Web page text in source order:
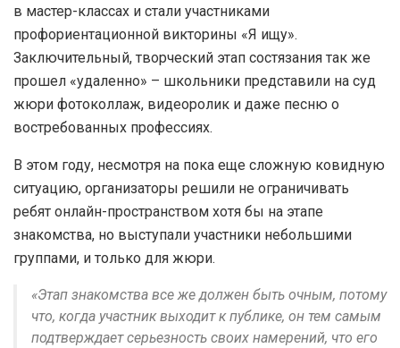
в мастер-классах и стали участниками
профориентационной викторины «Я ищу».
Заключительный, творческий этап состязания так же
прошел «удаленно» – школьники представили на суд
жюри фотоколлаж, видеоролик и даже песню о
востребованных профессиях.
В этом году, несмотря на пока еще сложную ковидную
ситуацию, организаторы решили не ограничивать
ребят онлайн-пространством хотя бы на этапе
знакомства, но выступали участники небольшими
группами, и только для жюри.
«Этап знакомства все же должен быть очным, потому
что, когда участник выходит к публике, он тем самым
подтверждает серьезность своих намерений, что его